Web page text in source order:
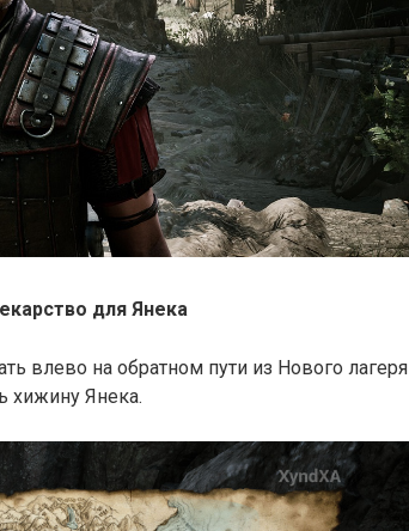
для Янека
влево на обратном пути из Нового лагеря
хижину Янека.